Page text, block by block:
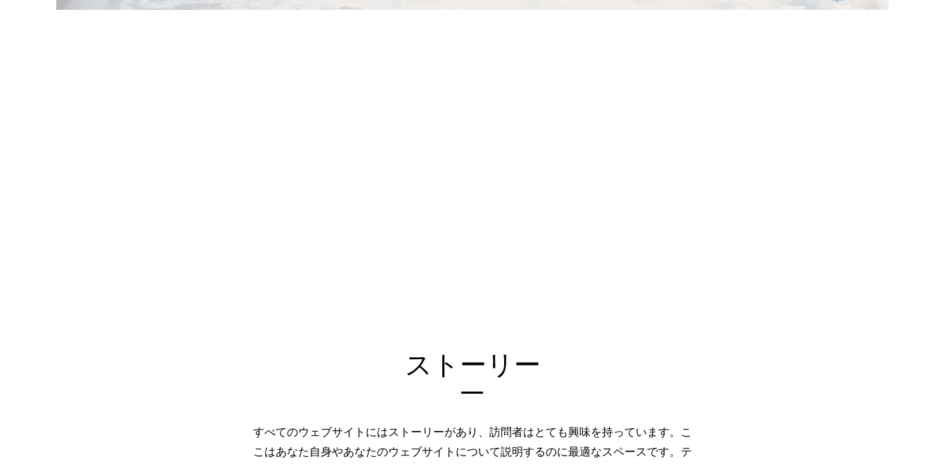
ストーリー
すべてのウェブサイトにはストーリーがあり、訪問者はとても興味を持っています。こ
こはあなた自身やあなたのウェブサイトについて説明するのに最適なスペースです。テ